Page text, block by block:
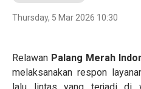
Thursday, 5 Mar 2026 10:30
Relawan Palang Merah
melaksanakan respon